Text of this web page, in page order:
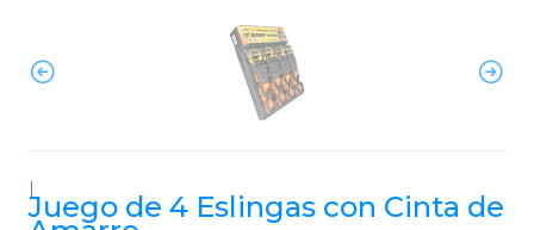
|
Juego de 4 Eslingas con Cinta de